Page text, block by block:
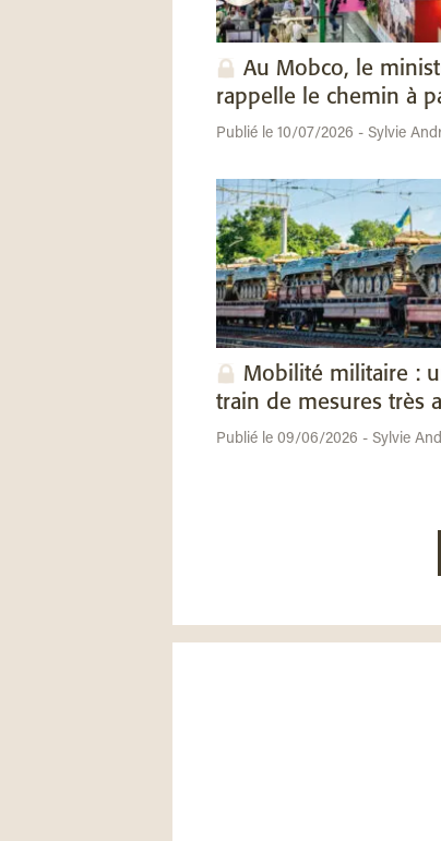
Au Mobco, le
rappelle le chemin à
Publié le 10/07/2026 - Sylvie
Mobilité militaire :
train de mesures très
Publié le 09/06/2026 - Sylvie